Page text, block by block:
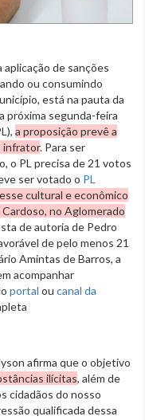
aplicação de sanções
ou consumindo
está na pauta da
próxima segunda-feira
a proposição prevê a
infrator. Para ser
o PL precisa de 21 votos
ser votado o PL
cultural e econômico
no Aglomerado
de autoria de Pedro
de pelo menos 21
Amintas de Barros, a
acompanhar
portal ou canal da
afirma que o objetivo
ilícitas, além de
cidadãos do nosso
qualificada dessa